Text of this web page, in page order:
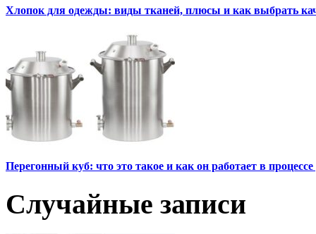
Хлопок для одежды: виды тканей, плюсы и как выбрать
Перегонный куб: что это такое и как он работает в
Случайные записи